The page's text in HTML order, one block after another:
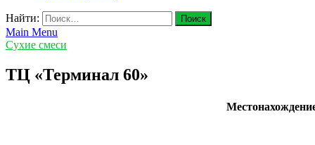
Найти:
Main Menu
Сухие смеси
ТЦ «Терминал 60»